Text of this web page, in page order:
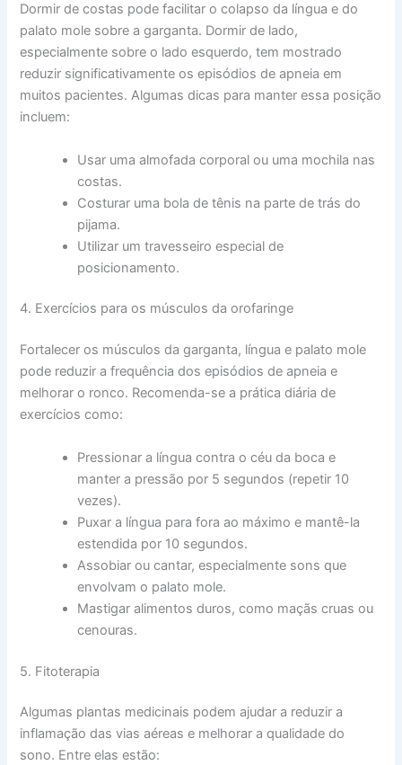
Dormir de costas pode facilitar o colapso da língua e do
palato mole sobre a garganta. Dormir de lado,
especialmente sobre o lado esquerdo, tem mostrado
reduzir significativamente os episódios de apneia em
muitos pacientes. Algumas dicas para manter essa posição
incluem:
Usar uma almofada corporal ou uma mochila nas
costas.
Costurar uma bola de tênis na parte de trás do
pijama.
Utilizar um travesseiro especial de
posicionamento.
4. Exercícios para os músculos da orofaringe
Fortalecer os músculos da garganta, língua e palato mole
pode reduzir a frequência dos episódios de apneia e
melhorar o ronco. Recomenda-se a prática diária de
exercícios como:
Pressionar a língua contra o céu da boca e
manter a pressão por 5 segundos (repetir 10
vezes).
Puxar a língua para fora ao máximo e mantê-la
estendida por 10 segundos.
Assobiar ou cantar, especialmente sons que
envolvam o palato mole.
Mastigar alimentos duros, como maçãs cruas ou
cenouras.
5. Fitoterapia
Algumas plantas medicinais podem ajudar a reduzir a
inflamação das vias aéreas e melhorar a qualidade do
sono. Entre elas estão: